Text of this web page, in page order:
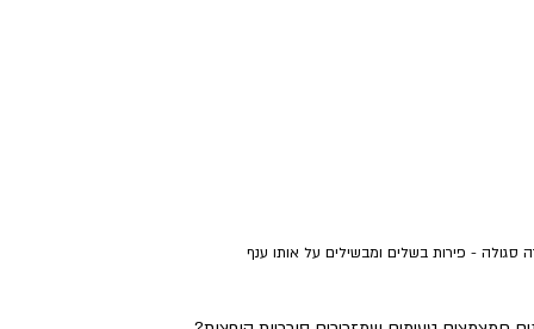
סגולה - פירות בשלים ומבשילים על אותו ענף